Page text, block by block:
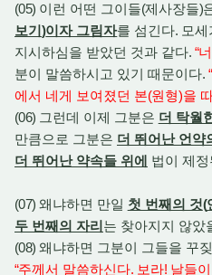
(05) 이런 어떤 그이들(제사장들)
보기)이자 그림자를 섬긴다. 모
지시하심을 받았던 것과 같다. “
분이 말씀하시고 있기 때문이다. “
에서 네게 보여졌던 본(원형)을
(06) 그런데 이제 그분은 더 탁월
만큼으로 그분은 더 뛰어난 언약
더 뛰어난 약속들 위에 법이 제
(07) 왜냐하면 만일 첫 번째의 것(
두 번째의 자리는 찾아지지 않았
(08) 왜냐하면 그분이 그들을 꾸
“주께서 말씀하신다. 보라! 날들